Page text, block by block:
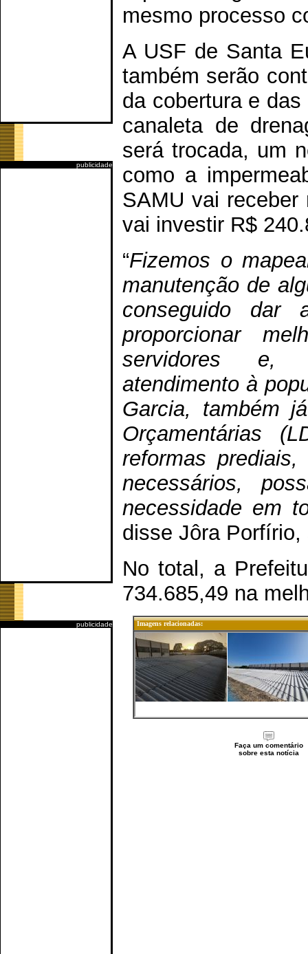
publicidade
publicidade
mesmo processo
A USF de Santa
também serão
da cobertura e
canaleta de
será trocada, um
como a
SAMU vai
vai investir R$
“Fizemos o
manutenção de
conseguido dar
proporcionar
servidores e,
atendimento à
Garcia, também
Orçamentárias
reformas
necessários,
necessidade em
disse Jôra
No total, a
734.685,49 na
Imagens relacionadas:
Faça um comentário
sobre esta notícia